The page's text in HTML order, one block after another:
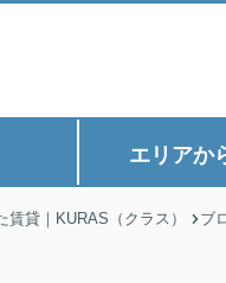
エリアか
貸｜KURAS（クラス） ブ